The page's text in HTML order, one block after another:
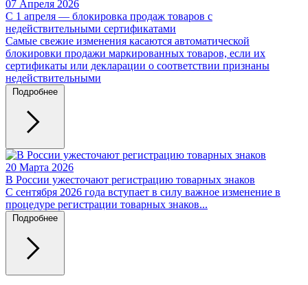
07 Апреля 2026
С 1 апреля — блокировка продаж товаров с
недействительными сертификатами
Самые свежие изменения касаются автоматической
блокировки продажи маркированных товаров, если их
сертификаты или декларации о соответствии признаны
недействительными
Подробнее
20 Марта 2026
В России ужесточают регистрацию товарных знаков
С сентября 2026 года вступает в силу важное изменение в
процедуре регистрации товарных знаков...
Подробнее